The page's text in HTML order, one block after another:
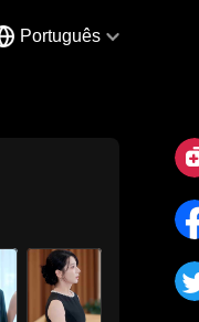
Português